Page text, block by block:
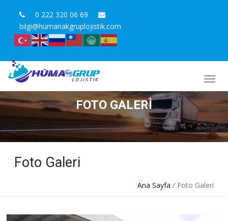
0 222 320 06 69
bilgi@humanakgruplojistik.com
FOTO GALERI
Foto Galeri
Ana Sayfa / Foto Galeri